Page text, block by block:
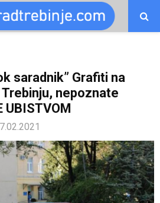
saradnik” Grafiti na
nepoznate
UBISTVOM